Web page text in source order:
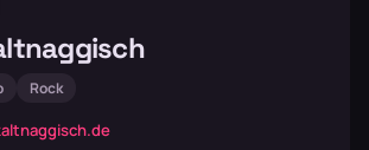
Rock